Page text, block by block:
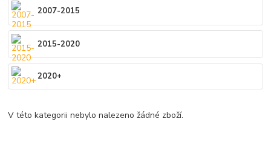
2007-2015
2015-2020
2020+
V této kategorii nebylo nalezeno žádné zboží.